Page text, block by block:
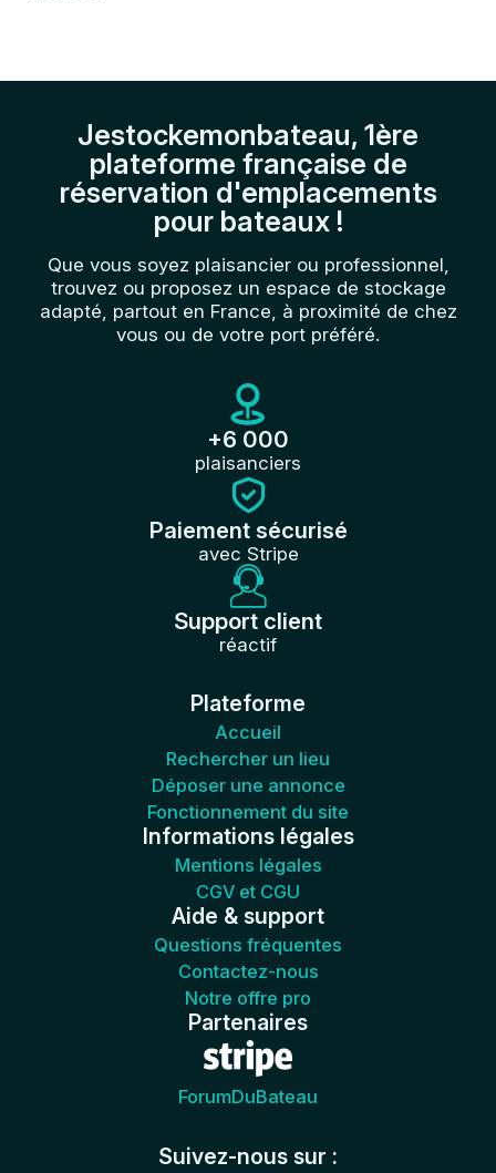
Jestockemonbateau, 1ère
plateforme française de
réservation d'emplacements
pour bateaux !
Que vous soyez plaisancier ou professionnel,
trouvez ou proposez un espace de stockage
adapté, partout en France, à proximité de chez
vous ou de votre port préféré.
+6 000
plaisanciers
Paiement sécurisé
avec Stripe
Support client
réactif
Plateforme
Accueil
Rechercher un lieu
Déposer une annonce
Fonctionnement du site
Informations légales
Mentions légales
CGV et CGU
Aide & support
Questions fréquentes
Contactez-nous
Notre offre pro
Partenaires
ForumDuBateau
Suivez-nous sur :